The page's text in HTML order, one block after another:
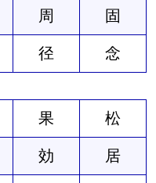
周 固
径 念
果 松
効 居